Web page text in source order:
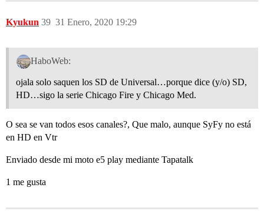
Kyukun 31 Enero, 2020 19:29
39
HaboWeb:
ojala solo saquen los SD de Universal…porque dice (y/o) SD,
HD…sigo la serie Chicago Fire y Chicago Med.
O sea se van todos esos canales?, Que malo, aunque SyFy no está
en HD en Vtr
Enviado desde mi moto e5 play mediante Tapatalk
1 me gusta